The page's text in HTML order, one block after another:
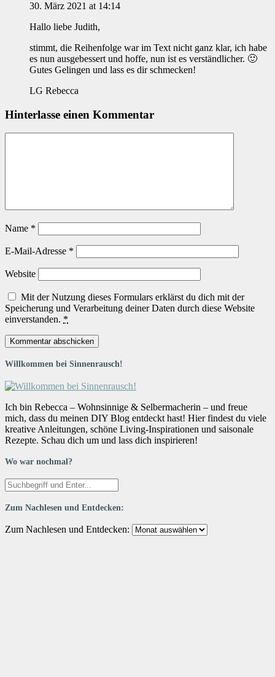
30. März 2021 at 14:14
Hallo liebe Judith,
stimmt, die Reihenfolge war im Text nicht ganz klar, ich habe
es nun ausgebessert und hoffe, nun ist es verständlicher. 🙂
Gutes Gelingen und lass es dir schmecken!
LG Rebecca
Hinterlasse einen Kommentar
Name *
E-Mail-Adresse *
Website
Mit der Nutzung dieses Formulars erklärst du dich mit der
Speicherung und Verarbeitung deiner Daten durch diese Website
einverstanden. *
Willkommen bei Sinnenrausch!
Ich bin Rebecca – Wohnsinnige & Selbermacherin – und freue
mich, dass du meinen DIY Blog entdeckt hast! Hier findest du viele
kreative Anleitungen, schöne Living-Inspirationen und saisonale
Rezepte. Schau dich um und lass dich inspirieren!
Wo war nochmal?
Zum Nachlesen und Entdecken:
Zum Nachlesen und Entdecken: